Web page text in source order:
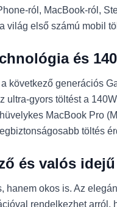
ról, MacBook-ról,
világ első számú mobil
és
következő generációs
ultra-gyors töltést a
MacBook Pro
töltés
és valós
hanem okos is. Az
rendelkezhet